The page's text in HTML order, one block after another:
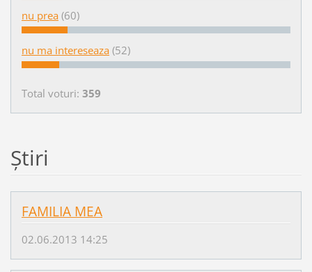
nu prea (60)
nu ma intereseaza (52)
Total voturi: 359
Ştiri
FAMILIA MEA
02.06.2013 14:25